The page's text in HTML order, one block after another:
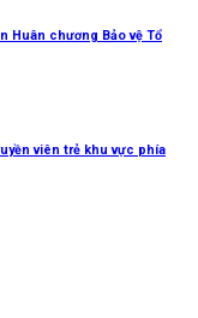
Huân chương Bảo vệ Tổ
viên trẻ khu vực phía